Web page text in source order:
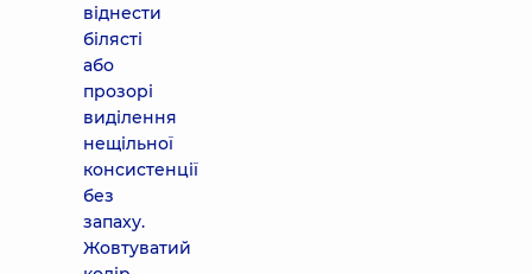
віднести
білясті
або
прозорі
виділення
нещільної
консистенції
без
запаху.
Жовтуватий